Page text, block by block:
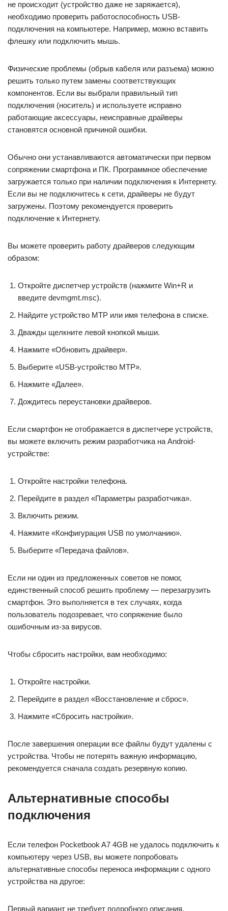
не происходит (устройство даже не заряжается),
необходимо проверить работоспособность USB-
подключения на компьютере. Например, можно вставить
флешку или подключить мышь.
Физические проблемы (обрыв кабеля или разъема) можно
решить только путем замены соответствующих
компонентов. Если вы выбрали правильный тип
подключения (носитель) и используете исправно
работающие аксессуары, неисправные драйверы
становятся основной причиной ошибки.
Обычно они устанавливаются автоматически при первом
сопряжении смартфона и ПК. Программное обеспечение
загружается только при наличии подключения к Интернету.
Если вы не подключитесь к сети, драйверы не будут
загружены. Поэтому рекомендуется проверить
подключение к Интернету.
Вы можете проверить работу драйверов следующим
образом:
Откройте диспетчер устройств (нажмите Win+R и
введите devmgmt.msc).
Найдите устройство MTP или имя телефона в списке.
Дважды щелкните левой кнопкой мыши.
Нажмите «Обновить драйвер».
Выберите «USB-устройство MTP».
Нажмите «Далее».
Дождитесь переустановки драйверов.
Если смартфон не отображается в диспетчере устройств,
вы можете включить режим разработчика на Android-
устройстве:
Откройте настройки телефона.
Перейдите в раздел «Параметры разработчика».
Включить режим.
Нажмите «Конфигурация USB по умолчанию».
Выберите «Передача файлов».
Если ни один из предложенных советов не помог,
единственный способ решить проблему — перезагрузить
смартфон. Это выполняется в тех случаях, когда
пользователь подозревает, что сопряжение было
ошибочным из-за вирусов.
Чтобы сбросить настройки, вам необходимо:
Откройте настройки.
Перейдите в раздел «Восстановление и сброс».
Нажмите «Сбросить настройки».
После завершения операции все файлы будут удалены с
устройства. Чтобы не потерять важную информацию,
рекомендуется сначала создать резервную копию.
Альтернативные способы
подключения
Если телефон Pocketbook A7 4GB не удалось подключить к
компьютеру через USB, вы можете попробовать
альтернативные способы переноса информации с одного
устройства на другое:
Первый вариант не требует подробного описания,